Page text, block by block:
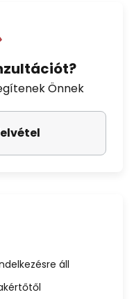
Önnek
áll